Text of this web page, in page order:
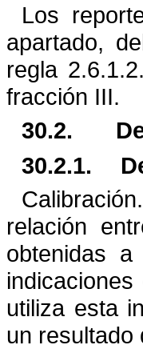
Los
apartado,
regla
fracción III.
30.2.
30.2.1.
relación
obtenidas
utiliza esta
un resultado